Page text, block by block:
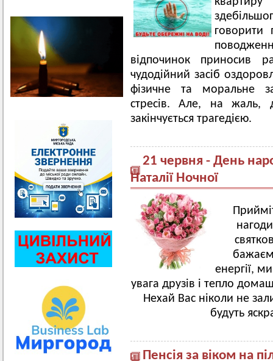
відпочинок приносив
чудодійний засіб
фізичне та моральне
стресів. Але, на жаль,
закінчується трагедією.
21 червня - День
Наталії Ночної
енергії,
увага друзів і тепло
Нехай Вас ніколи не
будуть
Пенсія за віком на